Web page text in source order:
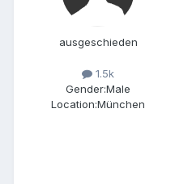
ausgeschieden
1.5k
Gender:Male
Location:München